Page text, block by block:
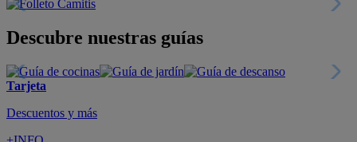
Descubre nuestras guías
Tarjeta
Descuentos y más